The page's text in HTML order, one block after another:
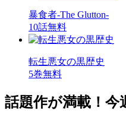
暴食者-The Glutton-
10話無料
転生悪女の黒歴史
5巻無料
話題作が満載！今